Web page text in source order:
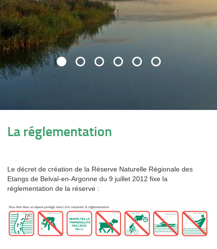
La réglementation
Le décret de création de la Réserve Naturelle Régionale des
Etangs de Belval-en-Argonne du 9 juillet 2012 fixe la
réglementation de la réserve :